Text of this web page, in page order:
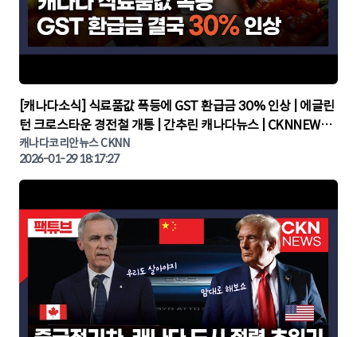
▶
[캐나다소식] 식료품값 폭등에 GST 환급금 30% 인상 | 에글린
턴 크로스타운 경전철 개통 | 간추린 캐나다뉴스 | CKNNEWS,
캐나다코리안뉴스
캐나다코리안뉴스 CKNN
2026-01-29 18:17:27